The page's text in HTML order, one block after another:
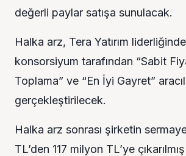
değerli paylar satışa sunulacak.
Halka arz, Tera Yatırım
konsorsiyum tarafından “Sabit
Toplama” ve “En İyi Gayret”
gerçekleştirilecek.
Halka arz sonrası şirketin
TL’den 117 milyon TL’ye